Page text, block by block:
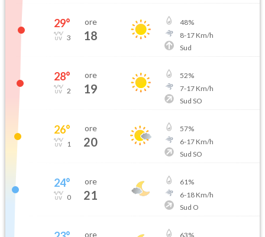
29°
3
ore
18
48%
8-17Km/h
Sud
28°
2
ore
19
52%
7-17Km/h
Sud SO
26°
1
ore
20
57%
6-17Km/h
Sud SO
24°
0
ore
21
61%
6-18Km/h
Sud O
ore 63%